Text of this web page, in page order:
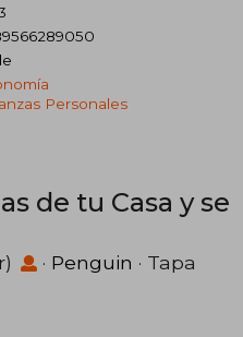
Personales
de tu Casa y se
· Penguin · Tapa